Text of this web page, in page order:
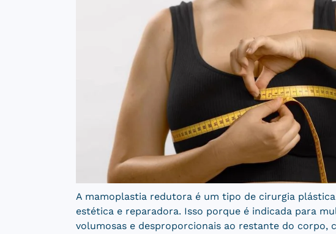
A mamoplastia redutora é um tipo de cirurgia
estética e reparadora. Isso porque é indicada para
volumosas e desproporcionais ao restante do corpo,